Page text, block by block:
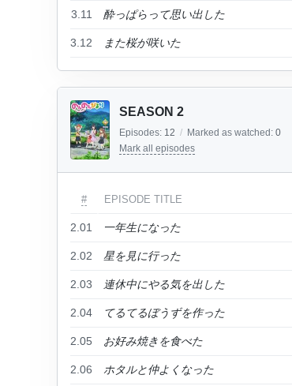
3.11 酔っぱらって思い出した
3.12 また桜が咲いた
SEASON 2
Episodes: 12 / Marked as watched: 0
Mark all episodes
# EPISODE TITLE
2.01 一年生になった
2.02 星を見に行った
2.03 連休中にやる気を出した
2.04 てるてるぼうずを作った
2.05 お好み焼きを食べた
2.06 ホタルと仲よくなった